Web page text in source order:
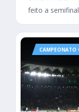
feito a
CAMPEONATO